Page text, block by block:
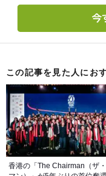
この記事を見た人にお
香港の「The Chairman（ザ